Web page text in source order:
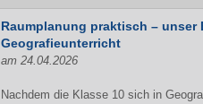
Raumplanung praktisch – unser
Geografieunterricht
am 24.04.2026
Nachdem die Klasse 10 sich in